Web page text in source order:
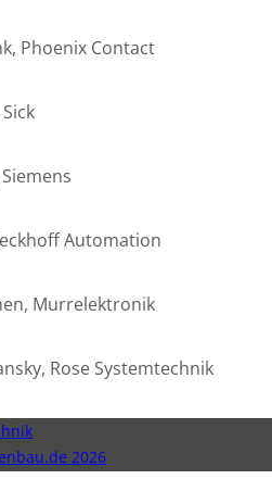
Phoenix Contact
Automation
Murrelektronik
Rose Systemtechnik
2026